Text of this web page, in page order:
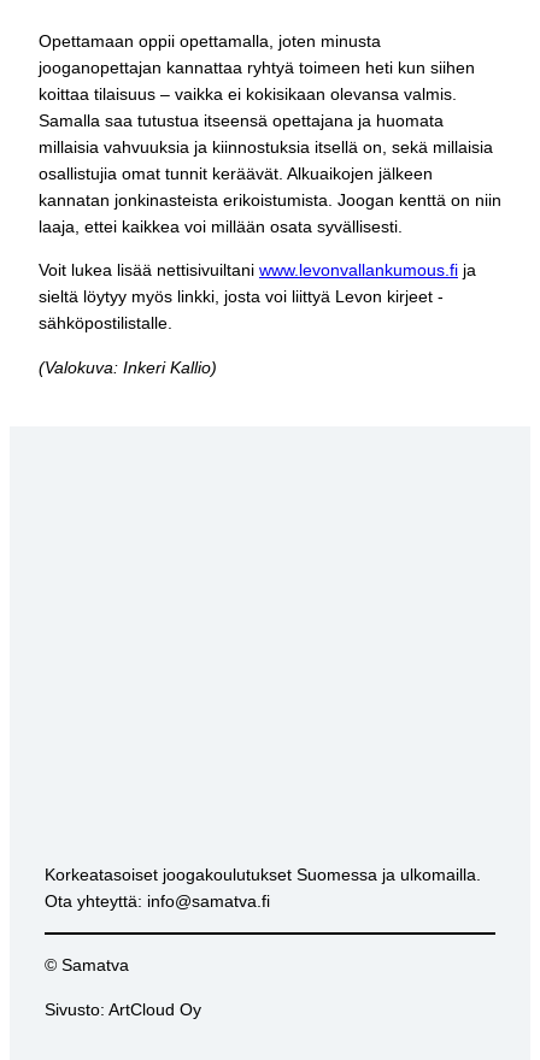
Opettamaan oppii opettamalla, joten minusta
jooganopettajan kannattaa ryhtyä toimeen heti kun siihen
koittaa tilaisuus – vaikka ei kokisikaan olevansa valmis.
Samalla saa tutustua itseensä opettajana ja huomata
millaisia vahvuuksia ja kiinnostuksia itsellä on, sekä millaisia
osallistujia omat tunnit keräävät. Alkuaikojen jälkeen
kannatan jonkinasteista erikoistumista. Joogan kenttä on niin
laaja, ettei kaikkea voi millään osata syvällisesti.
Voit lukea lisää nettisivuiltani www.levonvallankumous.fi ja
sieltä löytyy myös linkki, josta voi liittyä Levon kirjeet -
sähköpostilistalle.
(Valokuva: Inkeri Kallio)
Korkeatasoiset joogakoulutukset Suomessa ja ulkomailla.
Ota yhteyttä: info@samatva.fi
© Samatva
Sivusto: ArtCloud Oy